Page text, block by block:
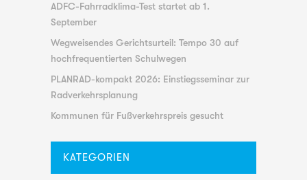
ADFC-Fahrradklima-Test startet ab 1.
September
Wegweisendes Gerichtsurteil: Tempo 30 auf
hochfrequentierten Schulwegen
PLANRAD-kompakt 2026: Einstiegsseminar zur
Radverkehrsplanung
Kommunen für Fußverkehrspreis gesucht
KATEGORIEN